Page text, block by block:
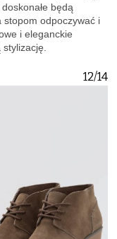
będą
stopom odpoczywać i
i eleganckie
12/14